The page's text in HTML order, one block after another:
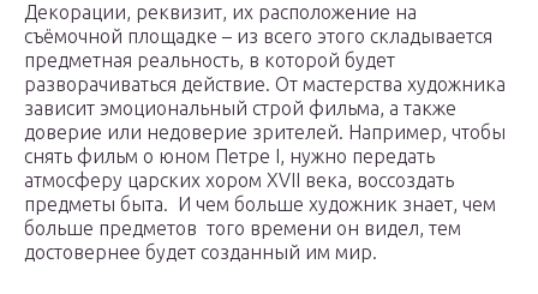
Декорации, реквизит, их расположение на
съёмочной площадке – из всего этого складывается
предметная реальность, в которой будет
разворачиваться действие. От мастерства художника
зависит эмоциональный строй фильма, а также
доверие или недоверие зрителей. Например, чтобы
снять фильм о юном Петре I, нужно передать
атмосферу царских хором XVII века, воссоздать
предметы быта. И чем больше художник знает, чем
больше предметов того времени он видел, тем
достовернее будет созданный им мир.